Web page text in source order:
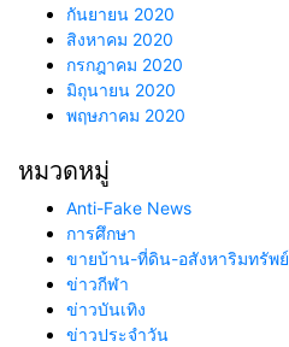
กันยายน 2020
สิงหาคม 2020
กรกฎาคม 2020
มิถุนายน 2020
พฤษภาคม 2020
หมวดหมู่
Anti-Fake News
การศึกษา
ขายบ้าน-ที่ดิน-อสังหาริมทรัพย์
ข่าวกีฬา
ข่าวบันเทิง
ข่าวประจำวัน